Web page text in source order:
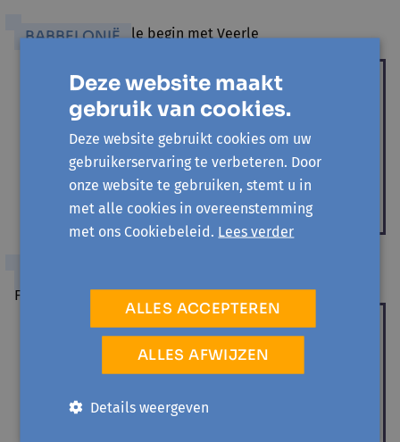
BABBELONIË
Babbelonië viert 20 jaar
ontmoeting
Evelien Niemegeers
In 2026 blaast Babbelonië 20 kaarsjes uit. Wat twintig
jaar geleden begon als een kleinschalig initiatief
groeide uit...
Honderden kaartjes als hart onder
de riem voor Babbelonië Ninove
De groep in Ninove ontving honderden kaartjes van
Deze website maakt
gebruik van cookies.
Deze website gebruikt cookies om uw
gebruikerservaring te verbeteren. Door
onze website te gebruiken, stemt u in
met alle cookies in overeenstemming
met ons Cookiebeleid. Lees verder
ALLES ACCEPTEREN
ALLES AFWIJZEN
Details weergeven